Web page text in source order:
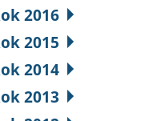
2016
2015
2014
2013